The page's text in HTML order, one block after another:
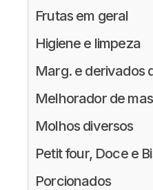
Frutas em geral
Higiene e limpeza
Marg. e derivados
Melhorador de
Molhos diversos
Petit four, Doce e
Porcionados